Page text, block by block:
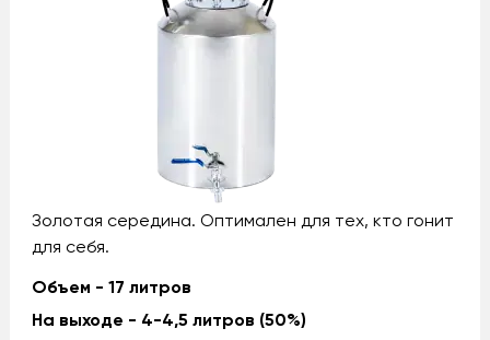
Золотая середина. Оптимален для тех, кто гонит
для себя.
Объем - 17 литров
На выходе - 4-4,5 литров (50%)